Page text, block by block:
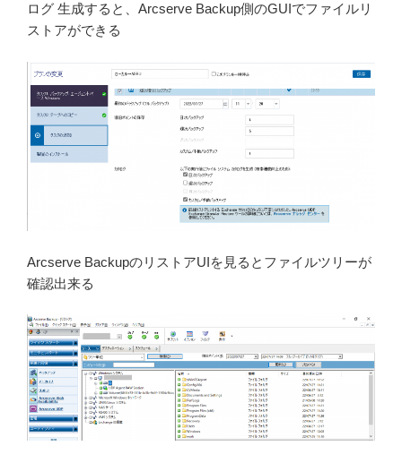
ログ 生成すると、Arcserve Backup側のGUIでファイルリ
ストアができる
Arcserve BackupのリストアUIを見るとファイルツリーが
確認出来る